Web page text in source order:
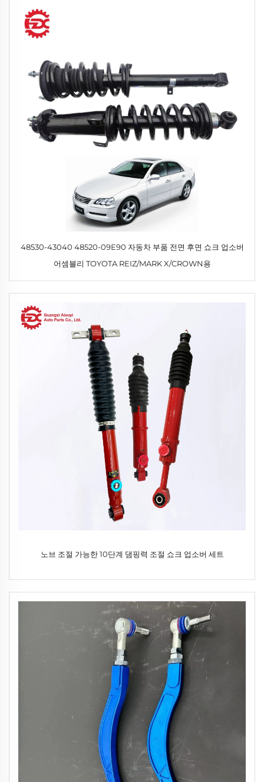
48530-43040 48520-09E90 자동차 부품 전면 후면 쇼크 업소버
어셈블리 TOYOTA REIZ/MARK X/CROWN용
노브 조절 가능한 10단계 댐핑력 조절 쇼크 업소버 세트